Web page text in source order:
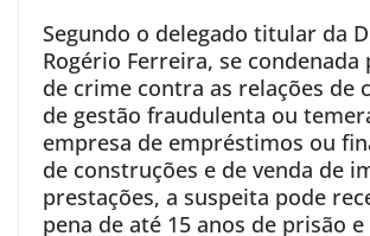
Segundo o delegado titular da
Rogério Ferreira, se condenada
de crime contra as relações de
de gestão fraudulenta ou
empresa de empréstimos ou
de construções e de venda de
prestações, a suspeita pode
pena de até 15 anos de prisão